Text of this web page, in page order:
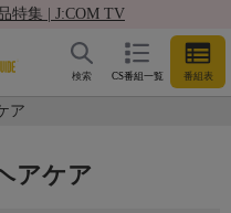
特集 | J:COM TV
CS番組一覧 番組表
検索
ア
アケア